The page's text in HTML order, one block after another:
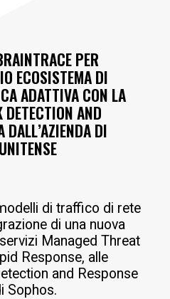
PER
ECOSISTEMA DI
ADATTIVA CON LA
DETECTION AND
DALL’AZIENDA DI
di traffico di rete
di una nuova
Managed Threat
Response, alle
and Response
Sophos.